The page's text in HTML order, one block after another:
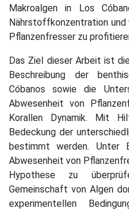
Makroalgen in Los
Nährstoffkonzentration und
Pflanzenfresser zu
Das Ziel dieser Arbeit ist
Beschreibung der
Cóbanos sowie die
Abwesenheit von
Korallen Dynamik. Mit
Bedeckung der
bestimmt werden. Unter
Abwesenheit von
Hypothese zu
Gemeinschaft von Algen
experimentellen